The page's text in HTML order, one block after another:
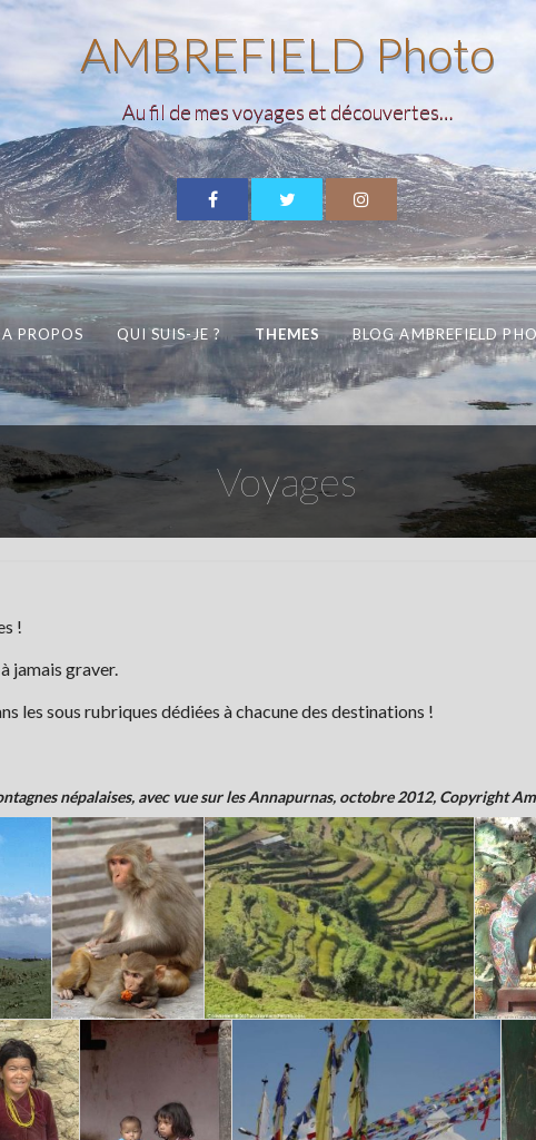
AMBREFIELD Photo
Au fil de mes voyages et découvertes…
A PROPOS QUI SUIS-JE ? THEMES BLOG AMBREFIELD
Voyages
!
jamais graver.
les sous rubriques dédiées à chacune des destinations !
népalaises, avec vue sur les Annapurnas, octobre 2012, Copyright